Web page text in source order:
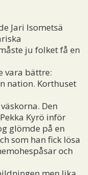
Jari Isometsä
ju folket få en
vara bättre:
nation. Korthuset
Den
Kyrö inför
glömde på en
som han fick lösa
och